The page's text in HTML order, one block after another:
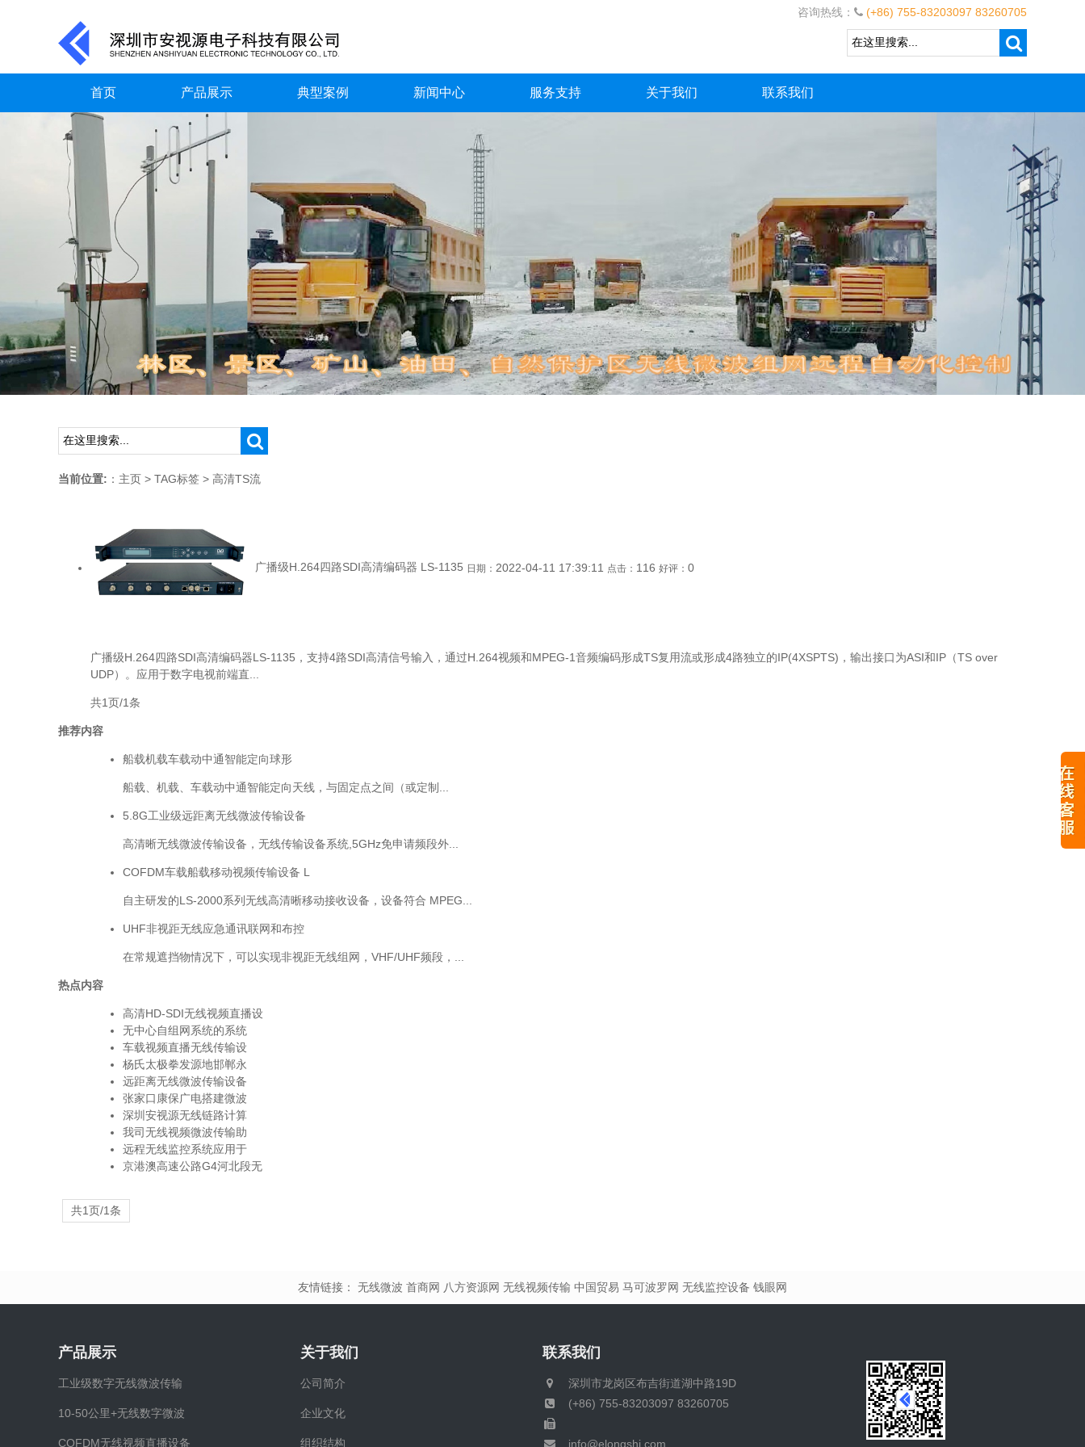
咨询热线： (+86) 755-83203097 83260705
首页 产品展示 典型案例 新闻中心 服务支持 关于我们 联系我们
当前位置: ： 主页 > TAG标签 > 高清TS流
广播级H.264四路SDI高清编码器 LS-1135 日期： 2022-04-11 17:39:11 点击： 116 好评： 0
广播级H.264四路SDI高清编码器LS-1135，支持4路SDI高清信号输入，通过H.264视频和MPEG-1音频编码形成TS复用流或形成4路独立的IP(4XSPTS)，输出接口为ASI和IP（TS over
UDP）。应用于数字电视前端直...
共1页/1条
推荐内容
船载机载车载动中通智能定向球形
船载、机载、车载动中通智能定向天线，与固定点之间（或定制...
5.8G工业级远距离无线微波传输设备
高清晰无线微波传输设备，无线传输设备系统,5GHz免申请频段外...
COFDM车载船载移动视频传输设备 L
自主研发的LS-2000系列无线高清晰移动接收设备，设备符合 MPEG...
UHF非视距无线应急通讯联网和布控
在常规遮挡物情况下，可以实现非视距无线组网，VHF/UHF频段，...
热点内容
高清HD-SDI无线视频直播设
无中心自组网系统的系统
车载视频直播无线传输设
杨氏太极拳发源地邯郸永
远距离无线微波传输设备
张家口康保广电搭建微波
深圳安视源无线链路计算
我司无线视频微波传输助
远程无线监控系统应用于
京港澳高速公路G4河北段无
共1页/1条
友情链接： 无线微波 首商网 八方资源网 无线视频传输 中国贸易 马可波罗网 无线监控设备 钱眼网
产品展示
工业级数字无线微波传输
10-50公里+无线数字微波
COFDM无线视频直播设备
关于我们
公司简介
企业文化
组织结构
联系我们
深圳市龙岗区布吉街道湖中路19D
(+86) 755-83203097 83260705
info@elongshi.com